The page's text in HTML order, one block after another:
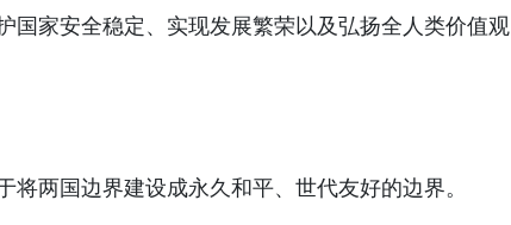
国家安全稳定、实现发展繁荣以及弘扬全人类价值观
两国边界建设成永久和平、世代友好的边界。